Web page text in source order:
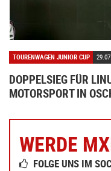
TOURENWAGEN JUNIOR CUP
DOPPELSIEG FÜR
MOTORSPORT IN
WERDE
FOLGE UNS IM